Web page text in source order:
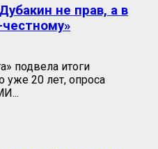
не прав, а в
подвела итоги
уже 20 лет, опроса